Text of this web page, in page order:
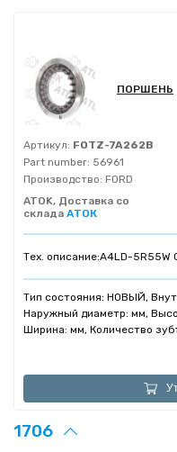
ПОРШЕНЬ
Артикул: FOTZ-7A262B
Part number: 56961
Производство: FORD
ATOK, Доставка со
склада АТОК
Тех. описание:A4LD-5R55W
Тип состояния: НОВЫЙ,
Наружный диаметр: мм,
Ширина: мм, Количество
1706